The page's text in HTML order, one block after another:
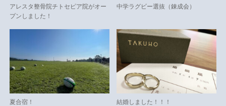
アレスタ整骨院チトセピア院がオー
プンしました！
中学ラグビー選抜（錬成会）
夏合宿！ 結婚しました！！！